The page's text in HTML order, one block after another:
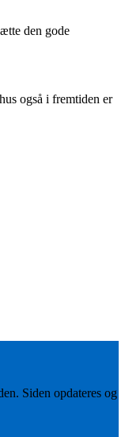
den gode
også i fremtiden er
Siden opdateres og